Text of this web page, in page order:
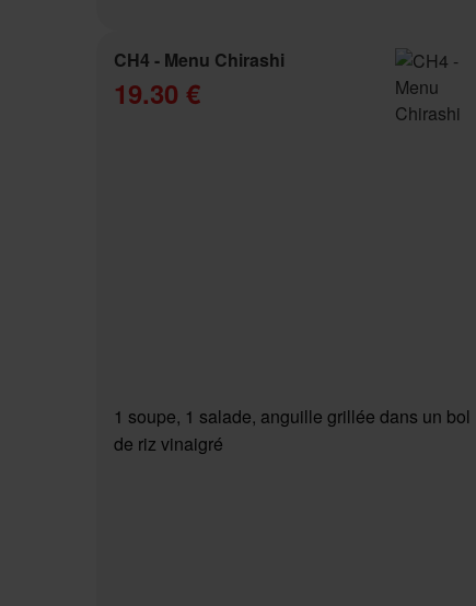
CH4 - Menu Chirashi
19.30 €
1 soupe, 1 salade, anguille grillée dans un bol
de riz vinaigré